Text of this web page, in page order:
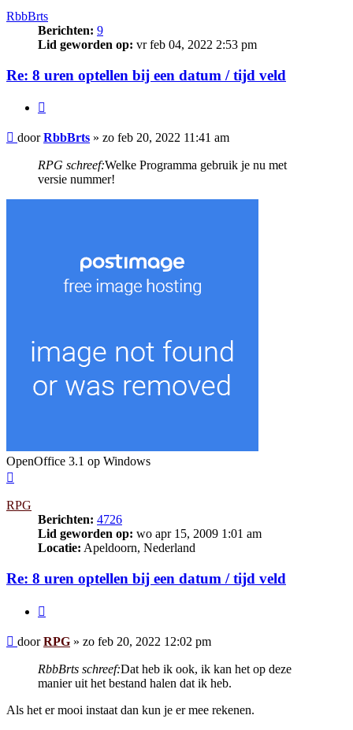
RbbBrts
Berichten: 9
Lid geworden op: vr feb 04, 2022 2:53 pm
Re: 8 uren optellen bij een datum / tijd veld
Bericht
doorRbbBrts » zo feb 20, 2022 11:41 am
RPG schreef:Welke Programma gebruik je nu met
versie nummer!
OpenOffice 3.1 op Windows
RPG
Berichten: 4726
Lid geworden op: wo apr 15, 2009 1:01 am
Locatie: Apeldoorn, Nederland
Re: 8 uren optellen bij een datum / tijd veld
Bericht
doorRPG » zo feb 20, 2022 12:02 pm
RbbBrts schreef:Dat heb ik ook, ik kan het op deze
manier uit het bestand halen dat ik heb.
Als het er mooi instaat dan kun je er mee rekenen.